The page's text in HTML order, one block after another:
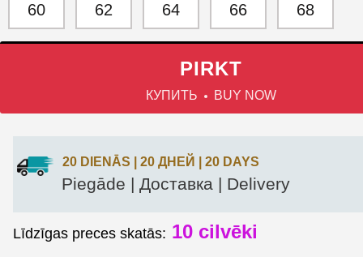
60 62 64 66 68
PIRKT
КУПИТЬ BUY NOW
20 DIENĀS | 20 ДНЕЙ | 20 DAYS
Piegāde | Доставка | Delivery
Līdzīgas preces skatās: 10 cilvēki